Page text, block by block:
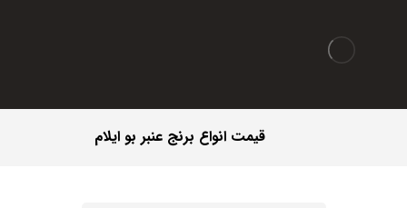
قیمت انواع برنج عنبر بو ایلام